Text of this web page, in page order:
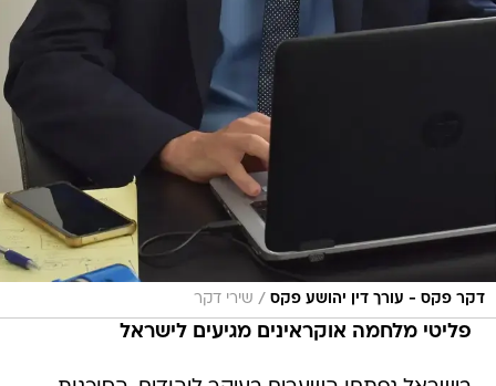
דקר פקס - עורך דין יהושע פקס / שירי דקר
פליטי מלחמה אוקראינים מגיעים לישראל